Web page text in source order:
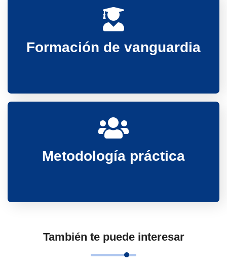
Formación de vanguardia
Metodología práctica
También te puede interesar